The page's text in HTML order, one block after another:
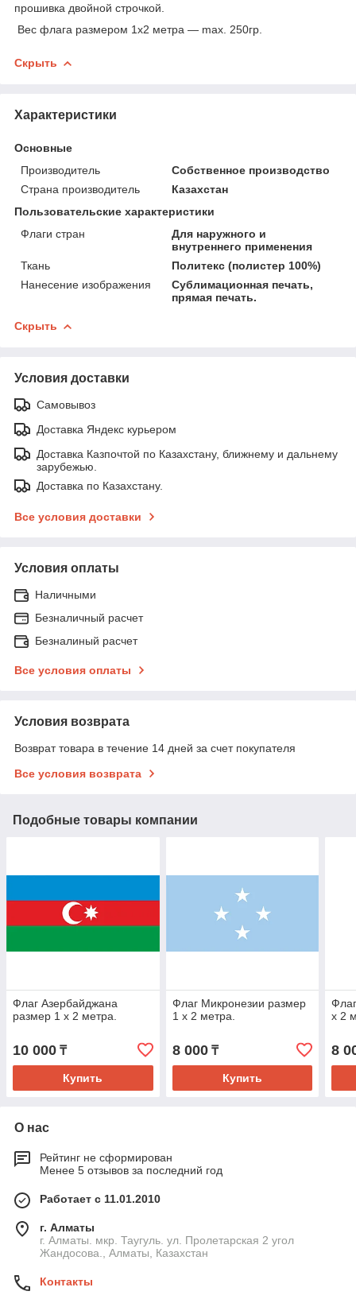
прошивка двойной строчкой.
Вес флага размером 1х2 метра ― max. 250гр.
Скрыть
Характеристики
Основные
Производитель
Собственное производство
Страна производитель
Казахстан
Пользовательские характеристики
Флаги стран
Для наружного и
внутреннего применения
Ткань
Политекс (полистер 100%)
Нанесение изображения
Сублимационная печать,
прямая печать.
Скрыть
Условия доставки
Самовывоз
Доставка Яндекс курьером
Доставка Казпочтой по Казахстану, ближнему и дальнему
зарубежью.
Доставка по Казахстану.
Все условия доставки
Условия оплаты
Наличными
Безналичный расчет
Безналиный расчет
Все условия оплаты
Условия возврата
Возврат товара в течение 14 дней за счет покупателя
Все условия возврата
Подобные товары компании
Флаг Азербайджана
размер 1 х 2 метра.
10 000 ₸
Купить
Флаг Микронезии размер
1 х 2 метра.
8 000₸
Купить
х 2
8
О нас
Рейтинг не сформирован
Менее 5 отзывов за последний год
Работает с 11.01.2010
г. Алматы
г. Алматы. мкр. Таугуль. ул. Пролетарская 2 угол
Жандосова., Алматы, Казахстан
Контакты